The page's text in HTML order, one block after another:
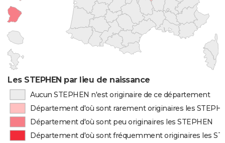
Les STEPHEN par lieu de naissance
Aucun STEPHEN n'est originaire de ce département
Département d'où sont rarement originaires les
Département d'où sont peu originaires les STEPHEN
Département d'où sont fréquemment originaires les